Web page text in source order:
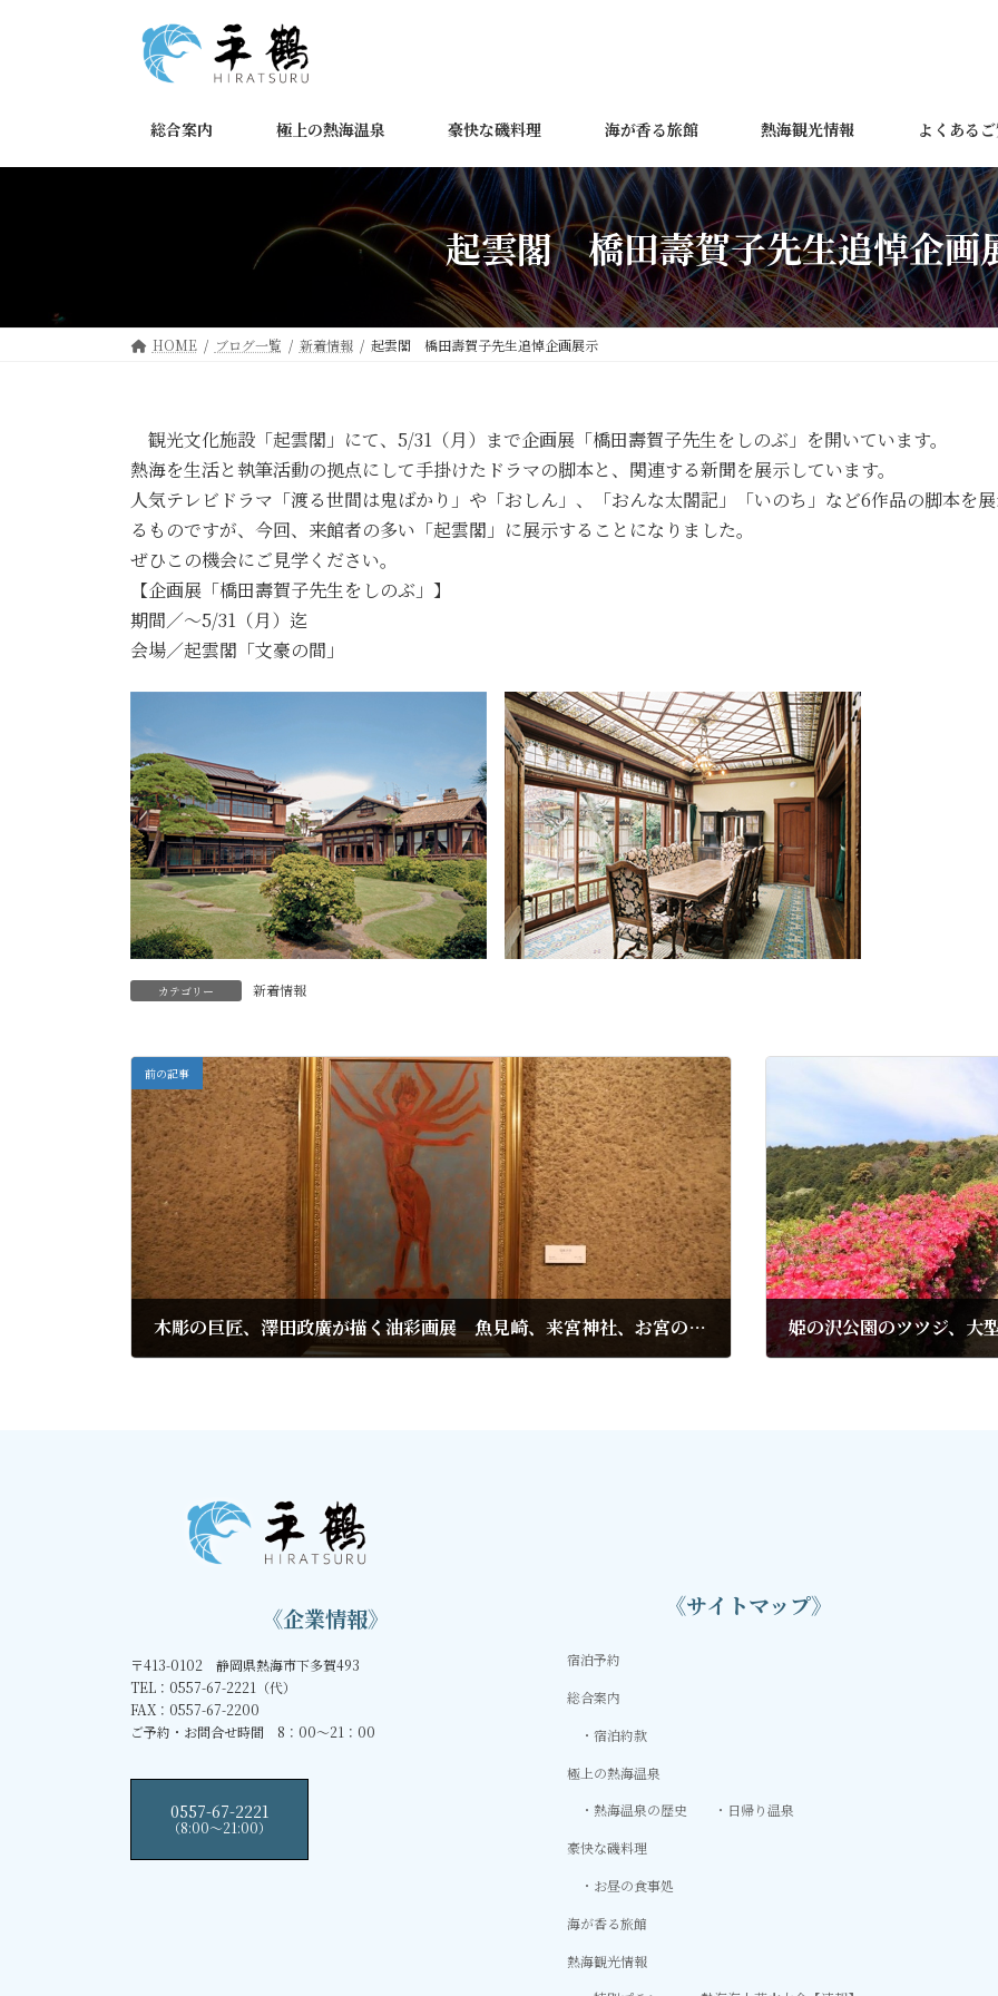
ス
ン
総合案内 極上の熱海温泉 豪快な磯料理 海が香る旅館 熱海観光情報 よくある
起雲閣 橋田壽賀子先生追悼企画
HOME ブログ一覧 新着情報 起雲閣 橋田壽賀子先生追悼企画展示
観光文化施設「起雲閣」にて、5/31（月）まで企画展「橋田壽賀子先生をしのぶ」を開いています。
熱海を生活と執筆活動の拠点にして手掛けたドラマの脚本と、関連する新聞を展示しています。
人気テレビドラマ「渡る世間は鬼ばかり」や「おしん」、「おんな太閤記」「いのち」など6作品の脚本を
るものですが、今回、来館者の多い「起雲閣」に展示することになりました。
ぜひこの機会にご見学ください。
【企画展「橋田壽賀子先生をしのぶ」】
期間／～5/31（月）迄
会場／起雲閣「文豪の間」
カテゴリー 新着情報
前の記事
木彫の巨匠、澤田政廣が描く油彩画展 魚見崎、来宮神社、お宮の松など
《企業情報》
〒413-0102 静岡県熱海市下多賀493
TEL：0557-67-2221（代）
FAX：0557-67-2200
ご予約・お問合せ時間 8：00～21：00
0557-67-2221
（8:00〜21:00）
《サイトマップ》
宿泊予約
総合案内
宿泊約款
極上の熱海温泉
熱海温泉の歴史
日帰り温泉
豪快な磯料理
お昼の食事処
海が香る旅館
熱海観光情報